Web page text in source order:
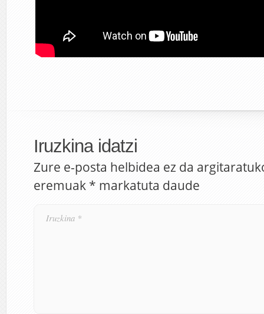
Iruzkina idatzi
Zure e-posta helbidea ez da
eremuak * markatuta daude